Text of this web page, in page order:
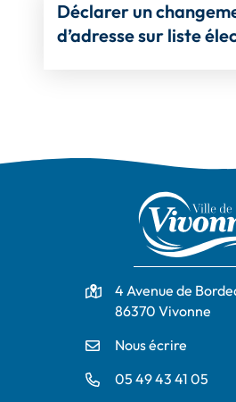
Déclarer un
d’adresse sur liste
Adresse
4 Avenue de
86370 Vivonne
Nous écrire
05 49 43 41 05